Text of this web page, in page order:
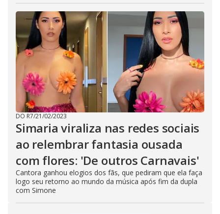
DO R7/21/02/2023
Simaria viraliza nas redes sociais
ao relembrar fantasia ousada
com flores: 'De outros Carnavais'
Cantora ganhou elogios dos fãs, que pediram que ela faça
logo seu retorno ao mundo da música após fim da dupla
com Simone